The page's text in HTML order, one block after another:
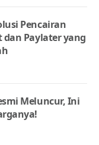
Pencairan
Paylater yang
Meluncur, Ini